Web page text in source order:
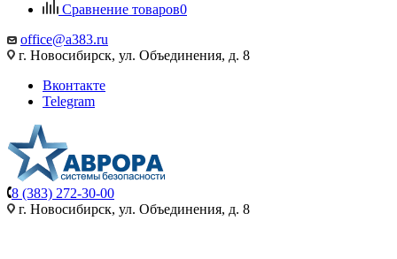
Сравнение товаров0
office@a383.ru
г. Новосибирск, ул. Объединения, д. 8
Вконтакте
Telegram
8 (383) 272-30-00
г. Новосибирск, ул. Объединения, д. 8